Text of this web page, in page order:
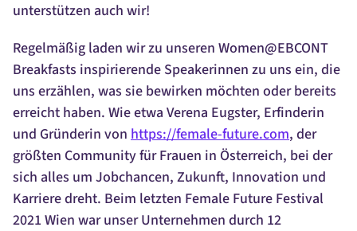
unterstützen auch wir!
Regelmäßig laden wir zu unseren Women@EBCONT
Breakfasts inspirierende Speakerinnen zu uns ein, die
uns erzählen, was sie bewirken möchten oder bereits
erreicht haben. Wie etwa Verena Eugster, Erfinderin
und Gründerin von https://female-future.com, der
größten Community für Frauen in Österreich, bei der
sich alles um Jobchancen, Zukunft, Innovation und
Karriere dreht. Beim letzten Female Future Festival
2021 Wien war unser Unternehmen durch 12